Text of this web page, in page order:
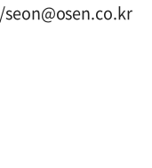
seon@osen.co.kr